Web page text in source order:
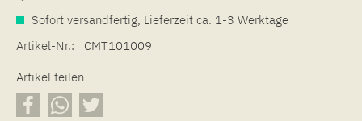
Sofort versandfertig, Lieferzeit ca. 1-3 Werktage
Artikel-Nr.:
CMT101009
Artikel teilen